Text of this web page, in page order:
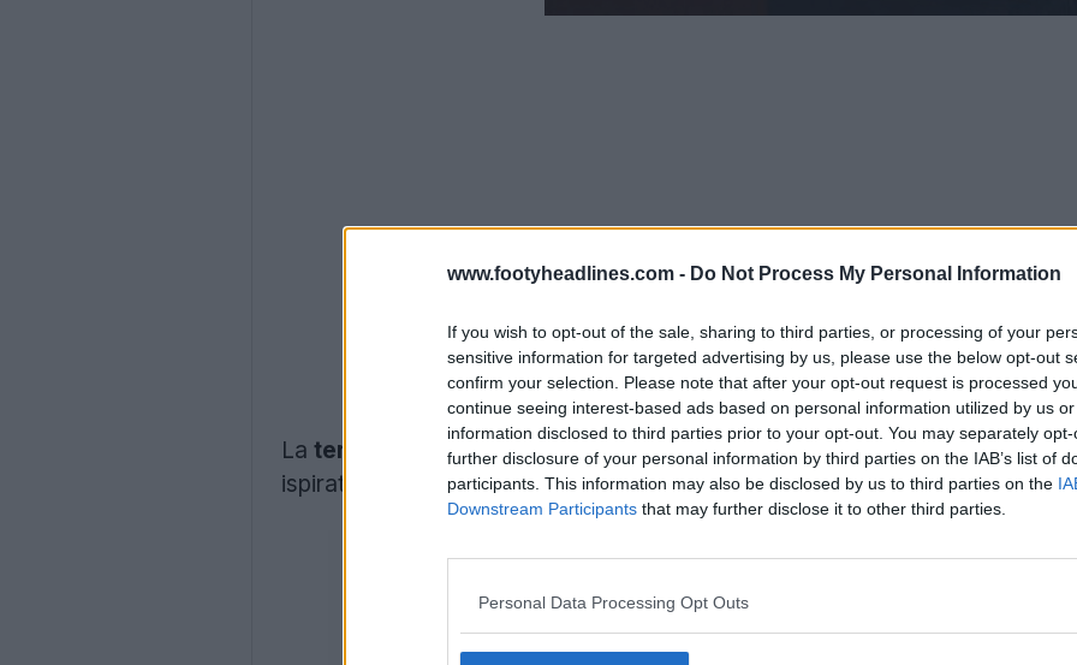
www.footyheadlines.com - Do Not Process My Personal Information
If you wish to opt-out of the sale, sharing to third parties, or processing of your
sensitive information for targeted advertising by us, please use the below opt-out
confirm your selection. Please note that after your opt-out request is processed
continue seeing interest-based ads based on personal information utilized by us
information disclosed to third parties prior to your opt-out. You may separately
further disclosure of your personal information by third parties on the IAB’s list of
participants. This information may also be disclosed by us to third parties on the
Downstream Participants that may further disclose it to other third parties.
Personal Data Processing Opt Outs
La terza magliadell' ErreaSheffield United FC 2024-25è
ispirato al profilo del soffitto della Lantern Tower all'interno della Cattedrale